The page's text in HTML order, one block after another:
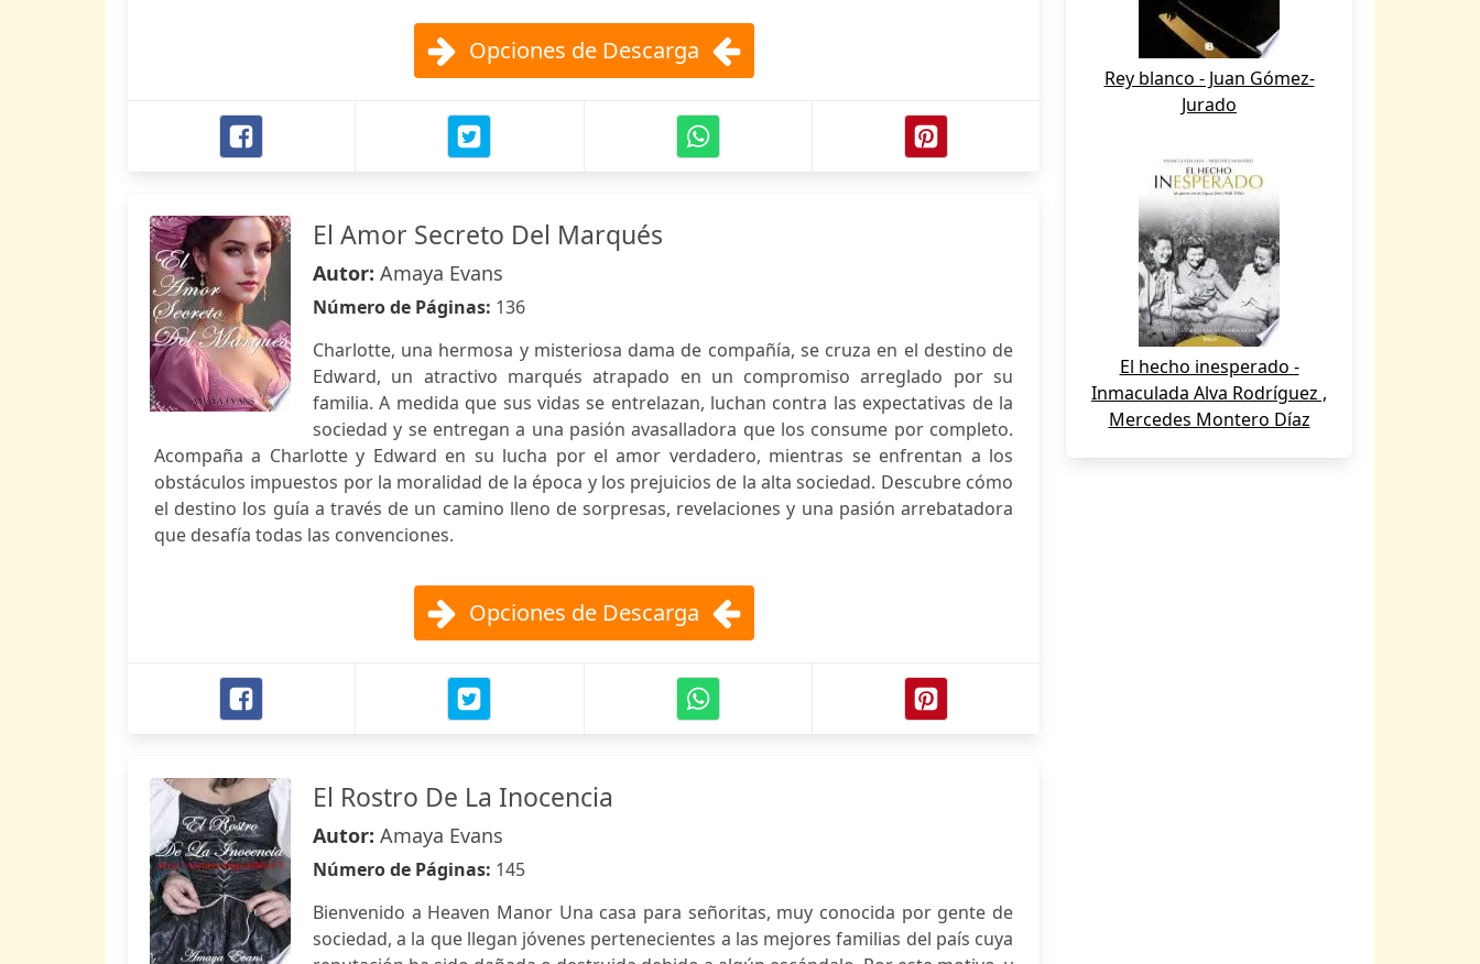
Opciones de Descarga
El Amor Secreto Del Marqués
Autor: Amaya Evans
Número de Páginas: 136
Charlotte, una hermosa y misteriosa dama de compañía, se cruza en el destino de
Edward, un atractivo marqués atrapado en un compromiso arreglado por su
familia. A medida que sus vidas se entrelazan, luchan contra las expectativas de la
sociedad y se entregan a una pasión avasalladora que los consume por completo.
Acompaña a Charlotte y Edward en su lucha por el amor verdadero, mientras se enfrentan a los
obstáculos impuestos por la moralidad de la época y los prejuicios de la alta sociedad. Descubre cómo
el destino los guía a través de un camino lleno de sorpresas, revelaciones y una pasión arrebatadora
que desafía todas las convenciones.
Opciones de Descarga
El Rostro De La Inocencia
Autor: Amaya Evans
Número de Páginas: 145
Bienvenido a Heaven Manor Una casa para señoritas, muy conocida por gente de
sociedad, a la que llegan jóvenes pertenecientes a las mejores familias del país cuya
Rey blanco - Juan Gómez-
Jurado
El hecho inesperado -
Inmaculada Alva Rodríguez ,
Mercedes Montero Díaz